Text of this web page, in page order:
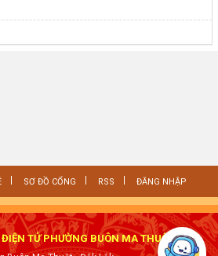
SƠ ĐỒ CỔNG RSS ĐĂNG NHẬP
TỬ PHƯỜNG BUÔN MA THUỘT